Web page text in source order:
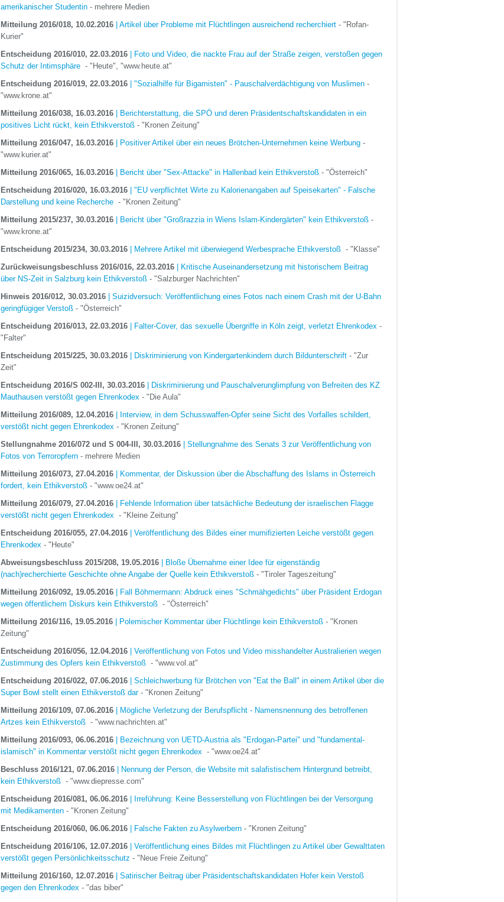
amerikanischer Studentin - mehrere Medien
Mitteilung 2016/018, 10.02.2016 | Artikel über Probleme mit Flüchtlingen ausreichend recherchiert - "Rofan-
Kurier"
Entscheidung 2016/010, 22.03.2016 | Foto und Video, die nackte Frau auf der Straße zeigen, verstoßen gegen
Schutz der Intimsphäre - "Heute", "www.heute.at"
Entscheidung 2016/019, 22.03.2016 | "Sozialhilfe für Bigamisten" - Pauschalverdächtigung von Muslimen -
"www.krone.at"
Mitteilung 2016/038, 16.03.2016 | Berichterstattung, die SPÖ und deren Präsidentschaftskandidaten in ein
positives Licht rückt, kein Ethikverstoß - "Kronen Zeitung"
Mitteilung 2016/047, 16.03.2016 | Positiver Artikel über ein neues Brötchen-Unternehmen keine Werbung -
"www.kurier.at"
Mitteilung 2016/065, 16.03.2016 | Bericht über "Sex-Attacke" in Hallenbad kein Ethikverstoß - "Österreich"
Entscheidung 2016/020, 16.03.2016 | "EU verpflichtet Wirte zu Kalorienangaben auf Speisekarten" - Falsche
Darstellung und keine Recherche - "Kronen Zeitung"
Mitteilung 2015/237, 30.03.2016 | Bericht über "Großrazzia in Wiens Islam-Kindergärten" kein Ethikverstoß -
"www.krone.at"
Entscheidung 2015/234, 30.03.2016 | Mehrere Artikel mit überwiegend Werbesprache Ethikverstoß - "Klasse"
Zurückweisungsbeschluss 2016/016, 22.03.2016 | Kritische Auseinandersetzung mit historischem Beitrag
über NS-Zeit in Salzburg kein Ethikverstoß - "Salzburger Nachrichten"
Hinweis 2016/012, 30.03.2016 | Suizidversuch: Veröffentlichung eines Fotos nach einem Crash mit der U-Bahn
geringfügiger Verstoß - "Österreich"
Entscheidung 2016/013, 22.03.2016 | Falter-Cover, das sexuelle Übergriffe in Köln zeigt, verletzt Ehrenkodex -
"Falter"
Entscheidung 2015/225, 30.03.2016 | Diskriminierung von Kindergartenkindern durch Bildunterschrift - "Zur
Zeit"
Entscheidung 2016/S 002-III, 30.03.2016 | Diskriminierung und Pauschalverunglimpfung von Befreiten des KZ
Mauthausen verstößt gegen Ehrenkodex - "Die Aula"
Mitteilung 2016/089, 12.04.2016 | Interview, in dem Schusswaffen-Opfer seine Sicht des Vorfalles schildert,
verstößt nicht gegen Ehrenkodex - "Kronen Zeitung"
Stellungnahme 2016/072 und S 004-III, 30.03.2016 | Stellungnahme des Senats 3 zur Veröffentlichung von
Fotos von Terroropfern - mehrere Medien
Mitteilung 2016/073, 27.04.2016 | Kommentar, der Diskussion über die Abschaffung des Islams in Österreich
fordert, kein Ethikverstoß - "www.oe24.at"
Mitteilung 2016/079, 27.04.2016 | Fehlende Information über tatsächliche Bedeutung der israelischen Flagge
verstößt nicht gegen Ehrenkodex - "Kleine Zeitung"
Entscheidung 2016/055, 27.04.2016 | Veröffentlichung des Bildes einer mumifizierten Leiche verstößt gegen
Ehrenkodex - "Heute"
Abweisungsbeschluss 2015/208, 19.05.2016 | Bloße Übernahme einer Idee für eigenständig
(nach)recherchierte Geschichte ohne Angabe der Quelle kein Ethikverstoß - "Tiroler Tageszeitung"
Mitteilung 2016/092, 19.05.2016 | Fall Böhmermann: Abdruck eines "Schmähgedichts" über Präsident Erdogan
wegen öffentlichem Diskurs kein Ethikverstoß - "Österreich"
Mitteilung 2016/116, 19.05.2016 | Polemischer Kommentar über Flüchtlinge kein Ethikverstoß - "Kronen
Zeitung"
Entscheidung 2016/056, 12.04.2016 | Veröffentlichung von Fotos und Video misshandelter Australierien wegen
Zustimmung des Opfers kein Ethikverstoß - "www.vol.at"
Entscheidung 2016/022, 07.06.2016 | Schleichwerbung für Brötchen von "Eat the Ball" in einem Artikel über die
Super Bowl stellt einen Ethikverstoß dar- "Kronen Zeitung"
Mitteilung 2016/109, 07.06.2016 | Mögliche Verletzung der Berufspflicht - Namensnennung des betroffenen
Artzes kein Ethikverstoß - "www.nachrichten.at"
Mitteilung 2016/093, 06.06.2016 | Bezeichnung von UETD-Austria als "Erdogan-Partei" und "fundamental-
islamisch" in Kommentar verstößt nicht gegen Ehrenkodex - "www.oe24.at"
Beschluss 2016/121, 07.06.2016 | Nennung der Person, die Website mit salafistischem Hintergrund betreibt,
kein Ethikverstoß - "www.diepresse.com"
Entscheidung 2016/081, 06.06.2016 | Irreführung: Keine Besserstellung von Flüchtlingen bei der Versorgung
mit Medikamenten - "Kronen Zeitung"
Entscheidung 2016/060, 06.06.2016 | Falsche Fakten zu Asylwerbern - "Kronen Zeitung"
Entscheidung 2016/106, 12.07.2016 | Veröffentlichung eines Bildes mit Flüchtlingen zu Artikel über Gewalttaten
verstößt gegen Persönlichkeitsschutz - "Neue Freie Zeitung"
Mitteilung 2016/160, 12.07.2016 | Satirischer Beitrag über Präsidentschaftskandidaten Hofer kein Verstoß
gegen den Ehrenkodex - "das biber"